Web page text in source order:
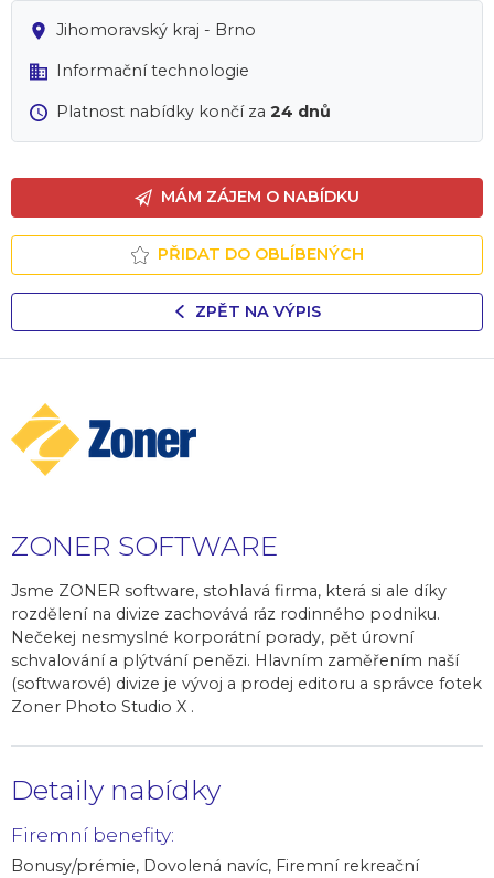
Jihomoravský kraj - Brno
Informační technologie
Platnost nabídky končí za 24 dnů
MÁM ZÁJEM O NABÍDKU
PŘIDAT DO OBLÍBENÝCH
ZPĚT NA VÝPIS
ZONER SOFTWARE
Jsme ZONER software, stohlavá firma, která si ale díky
rozdělení na divize zachovává ráz rodinného podniku.
Nečekej nesmyslné korporátní porady, pět úrovní
schvalování a plýtvání penězi. Hlavním zaměřením naší
(softwarové) divize je vývoj a prodej editoru a správce fotek
Zoner Photo Studio X .
Detaily nabídky
Firemní benefity:
Bonusy/prémie, Dovolená navíc, Firemní rekreační